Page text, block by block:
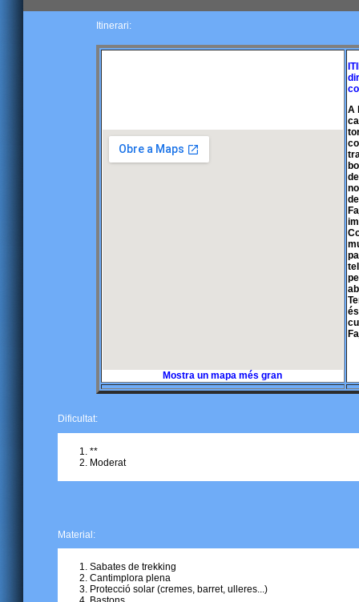
Itinerari:
Mostra un mapa més gran
A
Dificultat:
**
Moderat
Material:
Sabates de trekking
Cantimplora plena
Protecció solar (cremes, barret, ulleres...)